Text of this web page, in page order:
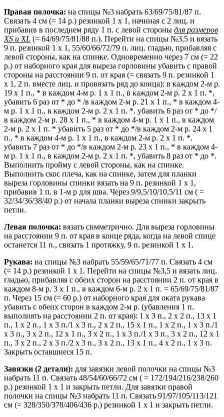
Правая полочка: на спицы №3 набрать 63/69/75/81/87 п.
Связать 4 см (= 14 р.) резинкой 1 х 1, начиная с 2 лиц. и
прибавив в последнем ряду 1 п. с левой стороны для размеров
XS и XL (= 64/69/75/81/88 п.). Перейти на спицы №3,5 и вязать
9 п. резинкой 1 х 1, 55/60/66/72/79 п. лиц. гладью, прибавляя с
левой стороны, как на спинке. Одновременно через 7 см (= 22
р.) от наборного края для выреза горловины убавить с правой
стороны на расстоянии 9 п. от края (= связать 9 п. резинкой 1
х 1, 2 п. вместе лиц. и провязать ряд до конца): в каждом 2-м р.
19 х 1 п., * в каждом 4-м р. 1 х 1 п., в каждом 2-м р. 2 х 1 п. *,
убавить 6 раз от * до * /в каждом 2-м р. 21 х 1 п., * в каждом 4-
м р. 1 х 1 п., в каждом 2-м р. 2 х 1 п. *. убавить 6 раз от * до */
в каждом 2-м р. 28 х 1 п., * в каждом 4-м р. 1 х 1 п., в каждом
2-м р. 2 х 1 п. * убавить 5 раз от * до */в каждом 2-м р. 24 х 1
п., * в каждом 4-м р. 1 х 1 п., в каждом 2-м р. 2 х 1 п. *.
убавить 7 раз от * до */в каждом 2-м р. 23 х 1 п., * в каждом 4-
м р. 1 х 1 п., в каждом 2-м р. 2 х 1 п. *, убавить 8 раз от * до *.
Выполнить пройму с левой стороны, как на спинке.
Выполнить скос плеча, как на спинке, затем для планки
выреза горловины спинки вязать на 9 п. резинкой 1 х 1,
прибавив 1 п. в 1-м р для шва. Через 9/9,5/10/10,5/11 см ( =
32/34/36/38/40 р.) от начала планки выреза спинки закрыть
петли.
Левая полочка: вязать симметрично. Для выреза горловины
на расстоянии 9 п. от края в конце ряда, когда на левой спице
останется 11 п., связать 1 протяжку, 9 п. резинкой 1 х 1.
Рукава: на спицы №3 набрать 55/59/65/71/77 п. Связать 4 см
(= 14 р.) резинкой 1 х 1. Перейти на спицы №3,5 и вязать лиц.
гладью, прибавляя с обеих сторон на расстоянии 2 п. от края в
каждом 8-м р. 3 х 1 п., в каждом 6-м р. 2 х 1 п. = 65/69/75/81/87
п. Через 15 см (= 60 р.) от наборного края для оката рукава
убавить с обеих сторон в каждом 2-м р. (убавления 1 п.
выполнять на расстоянии 2 п. от края): 1 х 3 п., 2 х 2 п., 13 х 1
п., 1 х 2 п., 1 х 3 п./1 х 3 п., 2 х 2 п., 15 х 1 п., 1 х 2 п., 1 х 3 п./1
х 3 п., 3 х 2 п., 12 х 1 п., 3 х 2 п., 1 х 3 п./1 х 3 п., 3 х 2 п., 12 х 1
п., 3 х 2 п., 2 х 3 п./2 х 3 п., 3 х 2 п., 13 х 1 п., 4 х 2 п., 1 х 3 п.
Закрыть оставшиеся 15 п.
Завязки (2 детали): для завязки левой полочки на спицы №3
набрать 11 п. Связать 48/54/60/66/72 см ( = 172/194/216/238/260
р.) резинкой 1 х 1 и закрыть петли. Для завязки правой
полочки на спицы №3 набрать 11 п. Связать 91/97/105/113/121
см (= 328/350/378/406/436 р.) резинкой 1 х 1 и закрыть петли.